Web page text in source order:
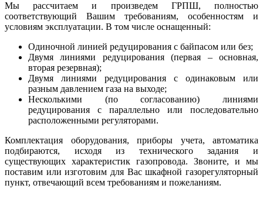
Мы рассчитаем и произведем ГРПШ, полностью
соответствующий Вашим требованиям, особенностям и
условиям эксплуатации. В том числе оснащенный:
Одиночной линией редуцирования с байпасом или без;
Двумя линиями редуцирования (первая – основная,
вторая резервная);
Двумя линиями редуцирования с одинаковым или
разным давлением газа на выходе;
Несколькими (по согласованию) линиями
редуцирования с параллельно или последовательно
расположенными регуляторами.
Комплектация оборудования, приборы учета, автоматика
подбираются, исходя из технического задания и
существующих характеристик газопровода. Звоните, и мы
поставим или изготовим для Вас шкафной газорегуляторный
пункт, отвечающий всем требованиям и пожеланиям.